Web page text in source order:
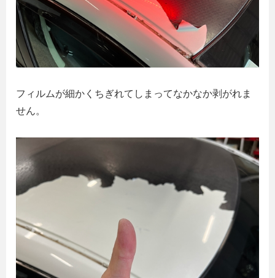
フィルムが細かくちぎれてしまってなかなか剥がれま
せん。